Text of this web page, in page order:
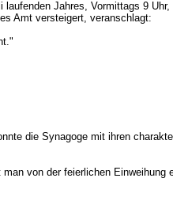
Jahres, Vormittags 9
Amt versteigert, veranschlagt:
die Synagoge mit ihren
man von der feierlichen